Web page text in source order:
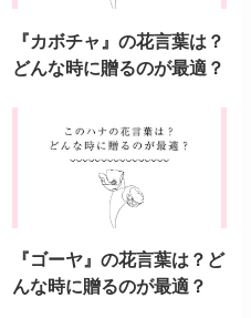
『カボチャ』の花言葉は？
どんな時に贈るのが最適？
『ゴーヤ』の花言葉は？ど
んな時に贈るのが最適？